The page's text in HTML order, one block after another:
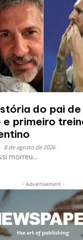
do pai de
e primeiro
8 de agosto de 2026
morreu...
- Advertisement -